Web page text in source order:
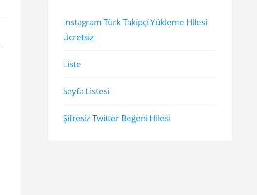
Instagram Türk Takipçi Yükleme Hilesi
Ücretsiz
Liste
Sayfa Listesi
Şifresiz Twitter Beğeni Hilesi